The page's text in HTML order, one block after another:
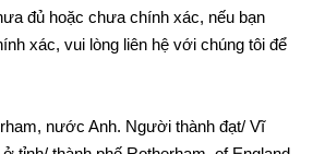
đủ hoặc chưa chính xác, nếu bạn
xác, vui lòng liên hệ với chúng tôi để
nước Anh. Người thành đạt/ Vĩ